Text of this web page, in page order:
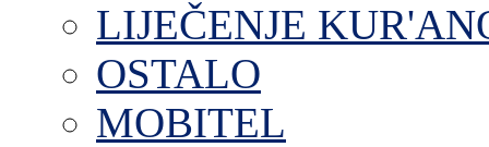
LIJEČENJE
OSTALO
MOBITEL